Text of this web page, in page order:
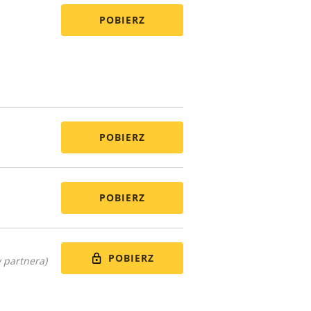
POBIERZ
POBIERZ
POBIERZ
partnera) POBIERZ